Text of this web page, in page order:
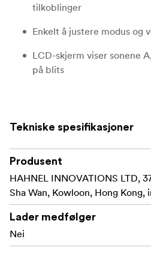
tilkoblinger
Enkelt å justere modus og
LCD-skjerm viser sonene
på blits
Full trådløs tilkobling med
Speedlight ELLER med
som frittstående
Mini USB-uttak for
Tekniske spesifikasjoner
Produsent
HAHNEL INNOVATIONS LTD,
Sha Wan, Kowloon, Hong Kong,
Lader medfølger
Nei